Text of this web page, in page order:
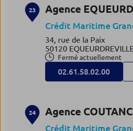
23 Agence
Crédit Maritime
34, rue de la Paix
50120 EQUEURDREVILLE
Fermé actuellement
02.61.58.02.00
24 Agence
Crédit Maritime